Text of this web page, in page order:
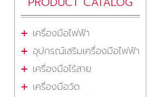
เครื่องมือไฟฟ้า
อุปกรณ์เสริมเครื่องมือไฟฟ้า
เครื่องมือไร้สาย
เครื่องมือวัด